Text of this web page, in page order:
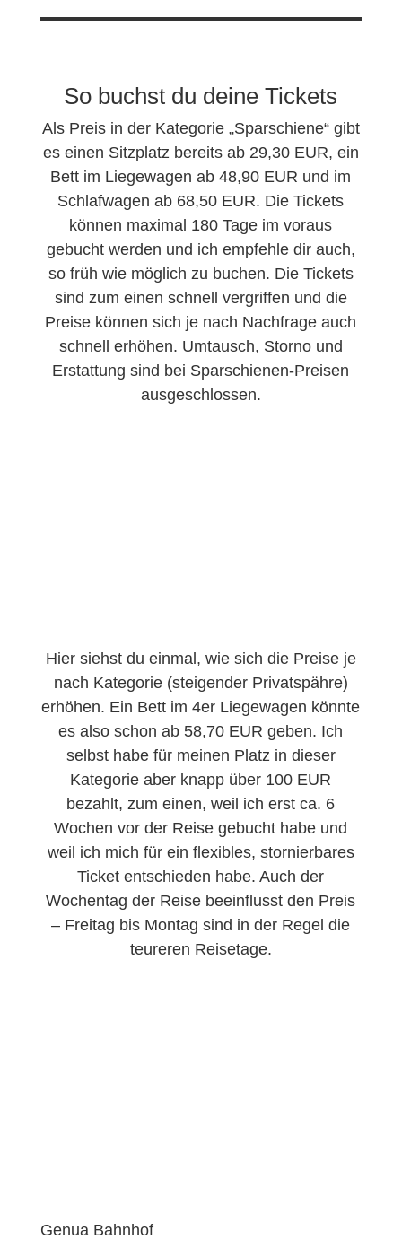
So buchst du deine Tickets
Als Preis in der Kategorie „Sparschiene“ gibt
es einen Sitzplatz bereits ab 29,30 EUR, ein
Bett im Liegewagen ab 48,90 EUR und im
Schlafwagen ab 68,50 EUR. Die Tickets
können maximal 180 Tage im voraus
gebucht werden und ich empfehle dir auch,
so früh wie möglich zu buchen. Die Tickets
sind zum einen schnell vergriffen und die
Preise können sich je nach Nachfrage auch
schnell erhöhen. Umtausch, Storno und
Erstattung sind bei Sparschienen-Preisen
ausgeschlossen.
Hier siehst du einmal, wie sich die Preise je
nach Kategorie (steigender Privatspähre)
erhöhen. Ein Bett im 4er Liegewagen könnte
es also schon ab 58,70 EUR geben. Ich
selbst habe für meinen Platz in dieser
Kategorie aber knapp über 100 EUR
bezahlt, zum einen, weil ich erst ca. 6
Wochen vor der Reise gebucht habe und
weil ich mich für ein flexibles, stornierbares
Ticket entschieden habe. Auch der
Wochentag der Reise beeinflusst den Preis
– Freitag bis Montag sind in der Regel die
teureren Reisetage.
Genua Bahnhof